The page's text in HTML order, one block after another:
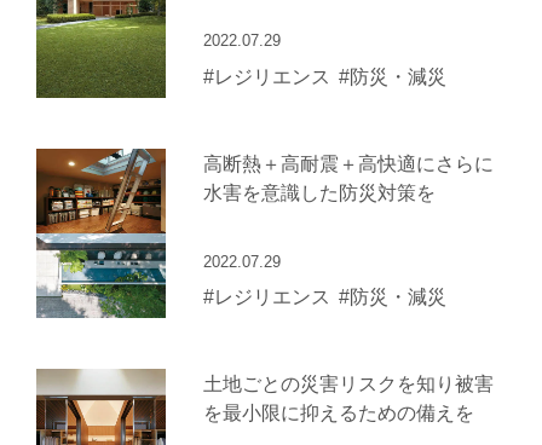
2022.07.29
#レジリエンス #防災・減災
高断熱＋高耐震＋高快適にさらに
水害を意識した防災対策を
2022.07.29
#レジリエンス #防災・減災
土地ごとの災害リスクを知り被害
を最小限に抑えるための備えを